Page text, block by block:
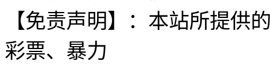
【免责声明】：本站所提供
彩票、暴力